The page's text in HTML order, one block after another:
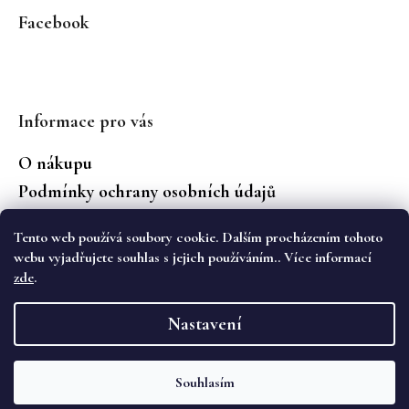
Tento web používá soubory cookie. Dalším procházením tohoto
webu vyjadřujete souhlas s jejich používáním.. Více informací
zde.
Nastavení
Souhlasím
Objevte novou kolekci podzimních kalhot Cambio na eshopu i v
Facebook
Informace pro vás
O nákupu
Podmínky ochrany osobních údajů
Vrácení zboží
Vytvořil Shoptet
vyhrazena.